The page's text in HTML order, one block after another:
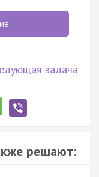
задача
решают: